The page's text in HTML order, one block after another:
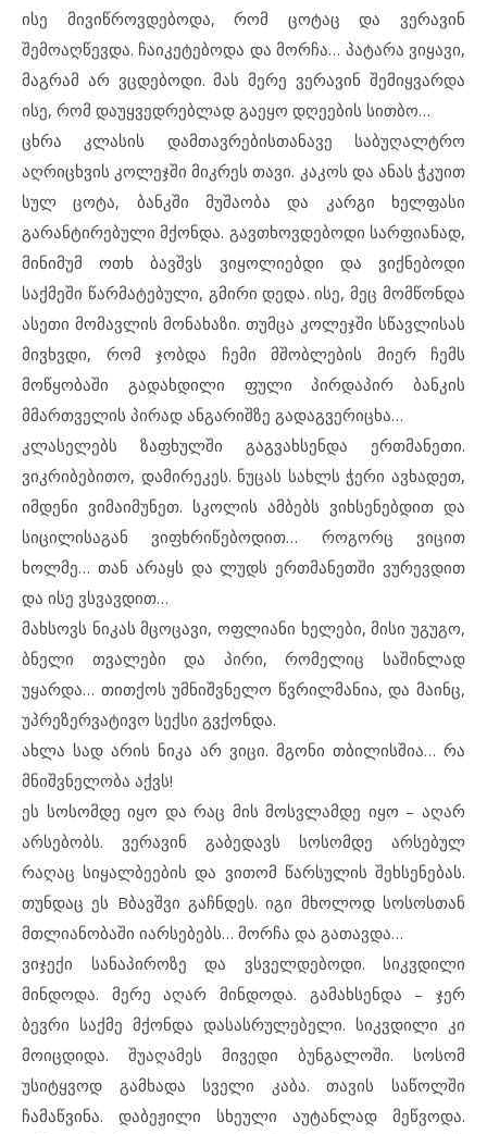
ისე მივიწროვდებოდა, რომ ცოტაც და ვერავინ
შემოაღწევდა. ჩაიკეტებოდა და მორჩა… პატარა ვიყავი,
მაგრამ არ ვცდებოდი. მას მერე ვერავინ შემიყვარდა
ისე, რომ დაუყვედრებლად გაეყო დღეების სითბო…
ცხრა კლასის დამთავრებისთანავე საბუღალტრო
აღრიცხვის კოლეჯში მიკრეს თავი. კაკოს და ანას ჭკუით
სულ ცოტა, ბანკში მუშაობა და კარგი ხელფასი
გარანტირებული მქონდა. გავთხოვდებოდი სარფიანად,
მინიმუმ ოთხ ბავშვს ვიყოლიებდი და ვიქნებოდი
საქმეში წარმატებული, გმირი დედა. ისე, მეც მომწონდა
ასეთი მომავლის მონახაზი. თუმცა კოლეჯში სწავლისას
მივხვდი, რომ ჯობდა ჩემი მშობლების მიერ ჩემს
მოწყობაში გადახდილი ფული პირდაპირ ბანკის
მმართველის პირად ანგარიშზე გადაგვერიცხა…
კლასელებს ზაფხულში გაგვახსენდა ერთმანეთი.
ვიკრიბებითო, დამირეკეს. ნუცას სახლს ჭერი ავხადეთ,
იმდენი ვიმაიმუნეთ. სკოლის ამბებს ვიხსენებდით და
სიცილისაგან ვიფხრიწებოდით… როგორც ვიცით
ხოლმე… თან არაყს და ლუდს ერთმანეთში ვურევდით
და ისე ვსვავდით…
მახსოვს ნიკას მცოცავი, ოფლიანი ხელები, მისი უგუგო,
ბნელი თვალები და პირი, რომელიც საშინლად
უყარდა… თითქოს უმნიშვნელო წვრილმანია, და მაინც,
უპრეზერვატივო სექსი გვქონდა.
ახლა სად არის ნიკა არ ვიცი. მგონი თბილისშია… რა
მნიშვნელობა აქვს!
ეს სოსომდე იყო და რაც მის მოსვლამდე იყო – აღარ
არსებობს. ვერავინ გაბედავს სოსომდე არსებულ
რაღაც სიყალბეების და ვითომ წარსულის შეხსენებას.
თუნდაც ეს Bბავშვი გაჩნდეს. იგი მხოლოდ სოსოსთან
მთლიანობაში იარსებებს… მორჩა და გათავდა…
ვიჯექი სანაპიროზე და ვსველდებოდი. სიკვდილი
მინდოდა. მერე აღარ მინდოდა. გამახსენდა – ჯერ
ბევრი საქმე მქონდა დასასრულებელი. სიკვდილი კი
მოიცდიდა. შუაღამეს მივედი ბუნგალოში. სოსომ
უსიტყვოდ გამხადა სველი კაბა. თავის საწოლში
ჩამაწვინა. დაბეჟილი სხეული აუტანლად მეწვოდა.